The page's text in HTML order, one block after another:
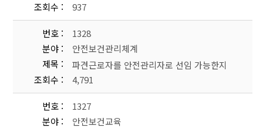
조회수
937
번호
1328
분야
안전보건관리체계
제목
파견근로자를 안전관리자로 선임 가능한지
조회수
4,791
번호
1327
분야
안전보건교육